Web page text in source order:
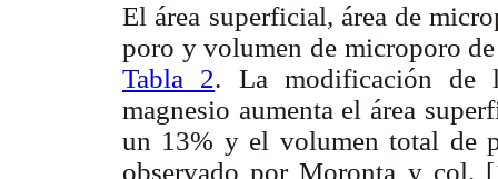
El área superficial, área de
poro y volumen de microporo
Tabla 2. La modificación de
magnesio aumenta el área
un 13% y el volumen total de
observado por Moronta y col.